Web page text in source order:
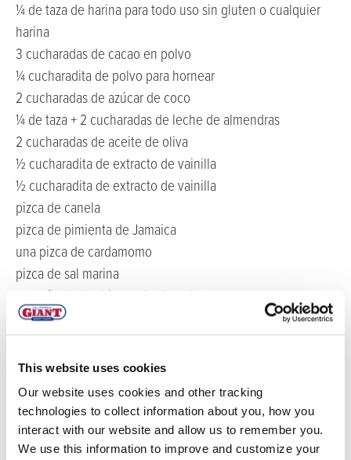
This website uses cookies
Our website uses cookies and other tracking
technologies to collect information about you, how you
interact with our website and allow us to remember you.
We use this information to improve and customize your
¼ de taza de harina para todo uso sin gluten o cualquier
harina
3 cucharadas de cacao en polvo
¼ cucharadita de polvo para hornear
2 cucharadas de azúcar de coco
¼ de taza + 2 cucharadas de leche de almendras
2 cucharadas de aceite de oliva
½ cucharadita de extracto de vainilla
½ cucharadita de extracto de vainilla
pizca de canela
pizca de pimienta de Jamaica
una pizca de cardamomo
pizca de sal marina
un puñado de chispas de chocolate
Para la salsa de arándanos y frambuesas:
1 taza de frambuesas gigantes de California
½ taza de arándanos gigantes de California
chorrito de agua
½ cucharadita de vainilla
1 cucharada de miel o jarabe de arce